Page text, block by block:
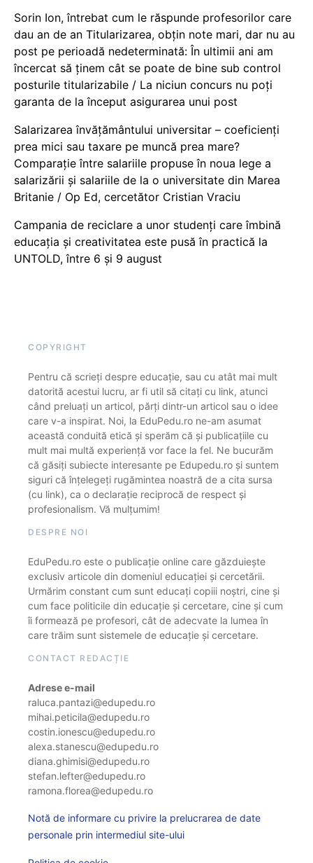
Sorin Ion, întrebat cum le răspunde profesorilor care
dau an de an Titularizarea, obțin note mari, dar nu au
post pe perioadă nedeterminată: În ultimii ani am
încercat să ținem cât se poate de bine sub control
posturile titularizabile / La niciun concurs nu poți
garanta de la început asigurarea unui post
Salarizarea învățământului universitar – coeficienți
prea mici sau taxare pe muncă prea mare?
Comparație între salariile propuse în noua lege a
salarizării și salariile de la o universitate din Marea
Britanie / Op Ed, cercetător Cristian Vraciu
Campania de reciclare a unor studenți care îmbină
educația și creativitatea este pusă în practică la
UNTOLD, între 6 și 9 august
COPYRIGHT
Pentru că scrieți despre educație, sau cu atât mai mult
datorită acestui lucru, ar fi util să citați cu link, atunci
când preluați un articol, părți dintr-un articol sau o idee
care v-a inspirat. Noi, la EduPedu.ro ne-am asumat
această conduită etică și sperăm că și publicațiile cu
mult mai multă experiență vor face la fel. Ne bucurăm
că găsiți subiecte interesante pe Edupedu.ro și suntem
siguri că înțelegeți rugămintea noastră de a cita sursa
(cu link), ca o declarație reciprocă de respect și
profesionalism. Vă mulțumim!
DESPRE NOI
EduPedu.ro este o publicație online care găzduiește
exclusiv articole din domeniul educației și cercetării.
Urmărim constant cum sunt educați copiii noștri, cine și
cum face politicile din educație și cercetare, cine și cum
îi formează pe profesori, cât de adecvate la lumea în
care trăim sunt sistemele de educație și cercetare.
CONTACT REDACȚIE
Adrese e-mail
raluca.pantazi@edupedu.ro
mihai.peticila@edupedu.ro
costin.ionescu@edupedu.ro
alexa.stanescu@edupedu.ro
diana.ghimisi@edupedu.ro
stefan.lefter@edupedu.ro
ramona.florea@edupedu.ro
Notă de informare cu privire la prelucrarea de date
personale prin intermediul site-ului